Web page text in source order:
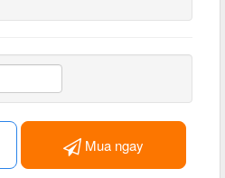
Mua ngay